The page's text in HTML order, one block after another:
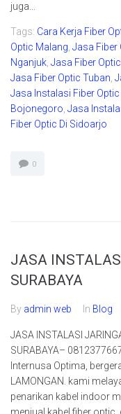
juga...
Tags: Cara Kerja Fiber
Optic Malang Jasa Fiber
Nganjuk Jasa Fiber
Jasa Fiber Optic Tuban
Jasa Instalasi Fiber
Bojonegoro Jasa
Fiber Optic Di Sidoarjo
0
JASA
SURABAYA
By admin web In Blog
JASA INSTALASI
SURABAYA–
Internusa Optima,
LAMONGAN. kami
penarikan kabel indoor